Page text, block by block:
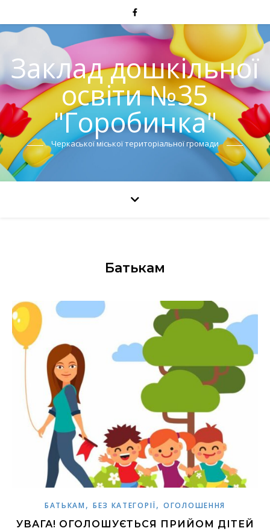
Заклад дошкільної
освіти №35
"Горобинка"
Черкаської міської територіальної громади
Батькам
БАТЬКАМ , БЕЗ КАТЕГОРІЇ, ОГОЛОШЕННЯ
УВАГА! ОГОЛОШУЄТЬСЯ ПРИЙОМ ДІТЕЙ